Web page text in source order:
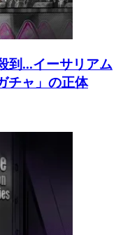
到...イーサリアム
チャ」の正体